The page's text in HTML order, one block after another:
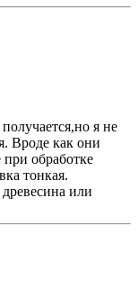
я не
Вроде как они
обработке
тонкая.
или